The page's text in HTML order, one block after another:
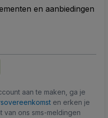
en aanbiedingen
aan te maken, ga je
en erken je
van ons sms-meldingen